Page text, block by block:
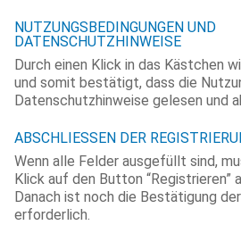
NUTZUNGSBEDINGUNGEN UND
DATENSCHUTZHINWEISE
Durch einen Klick in das Kästchen
und somit bestätigt, dass die
Datenschutzhinweise gelesen und
ABSCHLIESSEN DER
Wenn alle Felder ausgefüllt sind,
Klick auf den Button “Registrieren”
Danach ist noch die Bestätigung
erforderlich.